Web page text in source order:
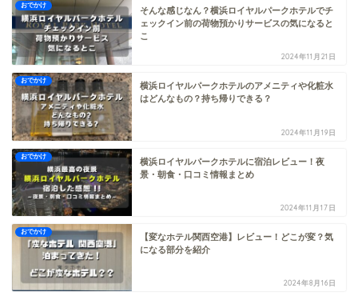
おでかけ
そんな感じなん？横浜ロイヤルパークホテルでチ
ェックイン前の荷物預かりサービスの気になると
こ
2024年11月21日
おでかけ
横浜ロイヤルパークホテルのアメニティや化粧水
はどんなもの？持ち帰りできる？
2024年11月19日
おでかけ
横浜ロイヤルパークホテルに宿泊レビュー！夜
景・朝食・口コミ情報まとめ
2024年11月17日
おでかけ
【変なホテル関西空港】レビュー！どこが変？気
になる部分を紹介
2024年8月16日